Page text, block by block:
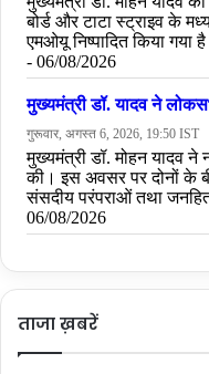
ताजा ख़बरें